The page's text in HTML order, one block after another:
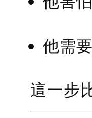
他需
這一步